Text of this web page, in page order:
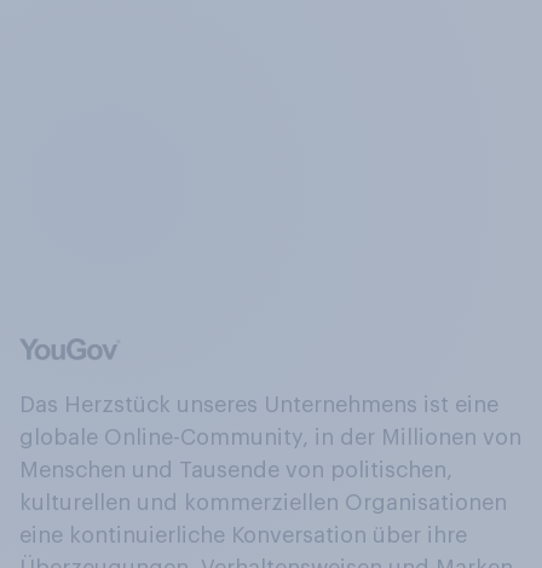
Das Herzstück unseres Unternehmens ist eine
globale Online-Community, in der Millionen von
Menschen und Tausende von politischen,
kulturellen und kommerziellen Organisationen
eine kontinuierliche Konversation über ihre